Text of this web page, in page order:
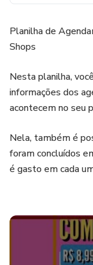
Planilha de
Shops
Nesta planilha,
informações dos
acontecem no seu
Nela, também é
foram concluídos
é gasto em cada